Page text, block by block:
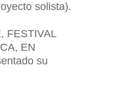
solista).
FESTIVAL
EN
su